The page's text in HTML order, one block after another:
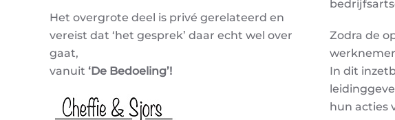
Het overgrote deel is privé gerelateerd en
vereist dat ‘het gesprek’ daar echt wel over
gaat,
vanuit ‘De Bedoeling’!
Zodra de
In dit
hun acties